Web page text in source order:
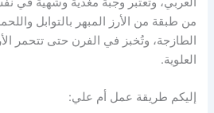
من طبقة من الأرز المبهر بالتوابل
الطازجة، وتُخبز في الفرن حتى تتحمر
العلوية.
إليكم طريقة عمل أم علي: